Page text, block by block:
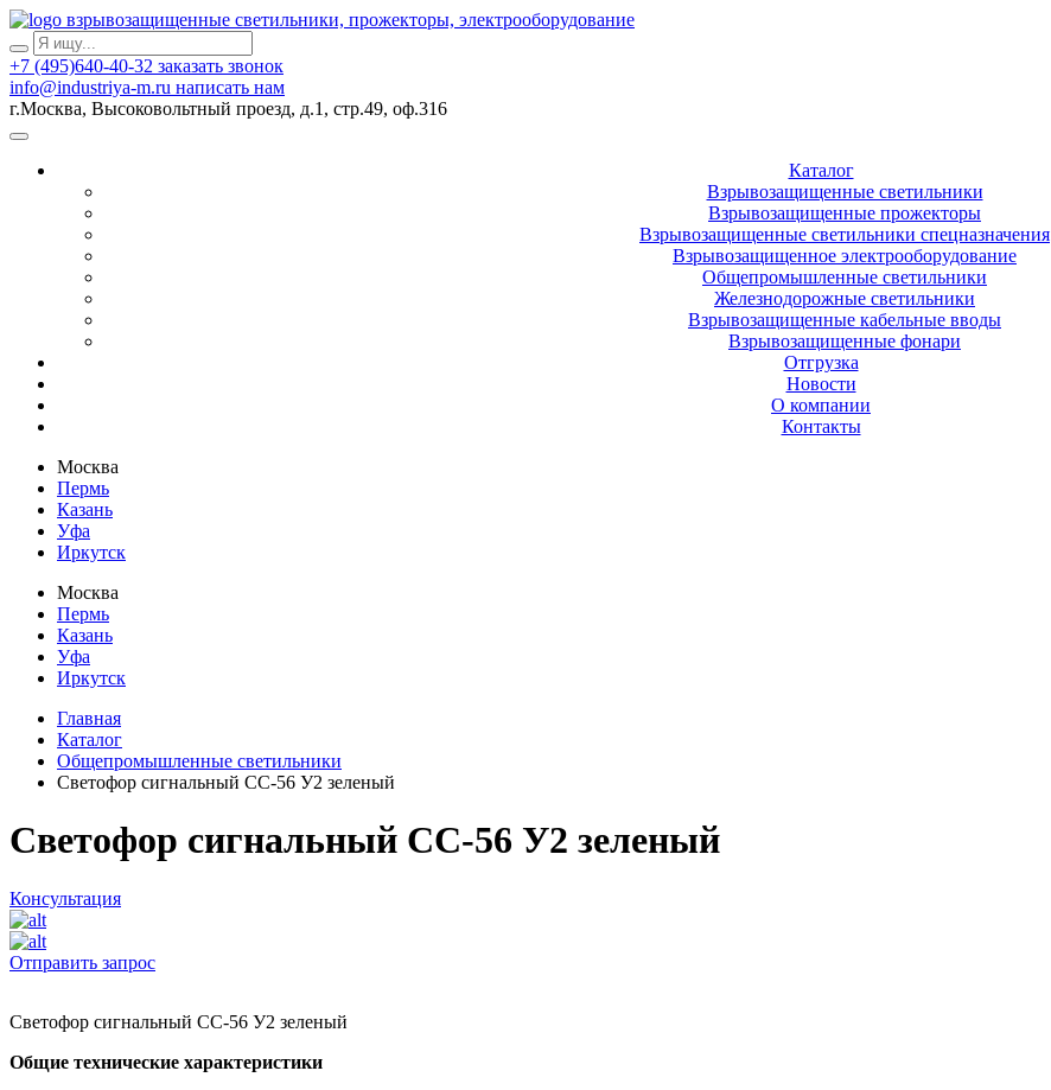
взрывозащищенные светильники, прожекторы, электрооборудование
+7 (495)640-40-32 заказать звонок
info@industriya-m.ru написать нам
г.Москва, Высоковольтный проезд, д.1, стр.49, оф.316
Каталог
Взрывозащищенные светильники
Взрывозащищенные прожекторы
Взрывозащищенные светильники спецназначения
Взрывозащищенное электрооборудование
Общепромышленные светильники
Железнодорожные светильники
Взрывозащищенные кабельные вводы
Взрывозащищенные фонари
Отгрузка
Новости
О компании
Контакты
Москва
Пермь
Казань
Уфа
Иркутск
Москва
Пермь
Казань
Уфа
Иркутск
Главная
Каталог
Общепромышленные светильники
Светофор сигнальный СС-56 У2 зеленый
Светофор сигнальный СС-56 У2 зеленый
Консультация
Отправить запрос
Светофор сигнальный СС-56 У2 зеленый
Общие технические характеристики